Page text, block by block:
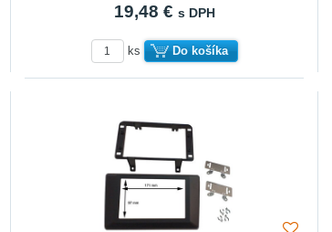
19,48 € s DPH
ks Do košíka